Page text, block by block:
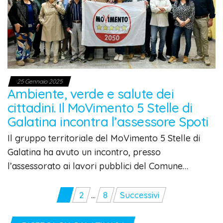
25 Gennaio 2025
Ambiente, verde e salute dei
cittadini. Il MoVimento 5 Stelle di
Galatina incontra l’assessore Spoti
Il gruppo territoriale del MoVimento 5 Stelle di
Galatina ha avuto un incontro, presso
l’assessorato ai lavori pubblici del Comune…
Paginazione
degli
2 … 8 Successivi